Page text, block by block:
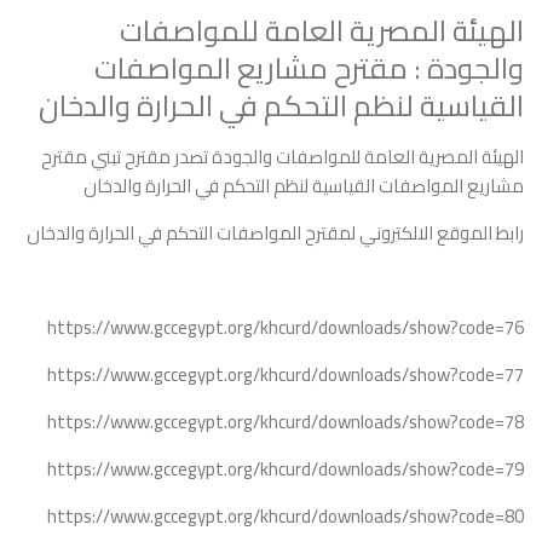
الهيئة المصرية العامة للمواصفات
والجودة : مقترح مشاريع المواصفات
القياسية لنظم التحكم في الحرارة والدخان
الهيئة المصرية العامة للمواصفات والجودة تصدر مقترح تبني مقترح
مشاريع المواصفات القياسية لنظم التحكم في الحرارة والدخان
رابط الموقع الالكتروني لمقترح المواصفات التحكم في الحرارة والدخان
https://www.gccegypt.org/khcurd/downloads/show?code=76
https://www.gccegypt.org/khcurd/downloads/show?code=77
https://www.gccegypt.org/khcurd/downloads/show?code=78
https://www.gccegypt.org/khcurd/downloads/show?code=79
https://www.gccegypt.org/khcurd/downloads/show?code=80